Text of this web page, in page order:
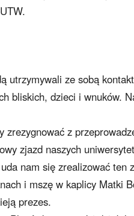
utrzymywali ze sobą
bliskich, dzieci i wnuków.
zrezygnować z
zjazd naszych
nam się zrealizować ten
i mszę w kaplicy Matki
prezes.